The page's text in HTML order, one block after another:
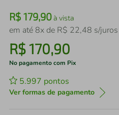
R$ 179,90à vista
em até 8x de R$ 22,48 s/juros
R$170,90
No pagamento com Pix
5.997 pontos
Ver formas de pagamento